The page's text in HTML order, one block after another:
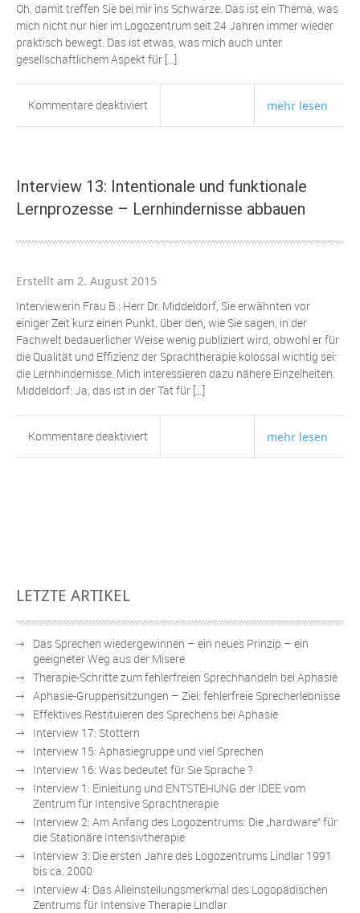
Oh, damit treffen Sie bei mir ins Schwarze. Das ist ein Thema, was
mich nicht nur hier im Logozentrum seit 24 Jahren immer wieder
praktisch bewegt. Das ist etwas, was mich auch unter
gesellschaftlichem Aspekt für […]
Kommentare deaktiviert
WIRKUNG
mehr lesen
Interview 13: Intentionale und funktionale
Lernprozesse – Lernhindernisse abbauen
Erstellt am 2. August 2015
Interviewerin Frau B.: Herr Dr. Middeldorf, Sie erwähnten vor
einiger Zeit kurz einen Punkt, über den, wie Sie sagen, in der
Fachwelt bedauerlicher Weise wenig publiziert wird, obwohl er für
die Qualität und Effizienz der Sprachtherapie kolossal wichtig sei:
die Lernhindernisse. Mich interessieren dazu nähere Einzelheiten.
Middeldorf: Ja, das ist in der Tat für […]
Kommentare deaktiviert mehr lesen
LETZTE ARTIKEL
Das Sprechen wiedergewinnen – ein neues Prinzip – ein
geeigneter Weg aus der Misere
Therapie-Schritte zum fehlerfreien Sprechhandeln bei Aphasie
Aphasie-Gruppensitzungen – Ziel: fehlerfreie Sprecherlebnisse
Effektives Restituieren des Sprechens bei Aphasie
Interview 17: Stottern
Interview 15: Aphasiegruppe und viel Sprechen
Interview 16: Was bedeutet für Sie Sprache ?
Interview 1: Einleitung und ENTSTEHUNG der IDEE vom
Zentrum für Intensive Sprachtherapie
Interview 2: Am Anfang des Logozentrums: Die „hardware“ für
die Stationäre Intensivtherapie
Interview 3: Die ersten Jahre des Logozentrums Lindlar 1991
bis ca. 2000
Interview 4: Das Alleinstellungsmerkmal des Logopädischen
Zentrums für Intensive Therapie Lindlar